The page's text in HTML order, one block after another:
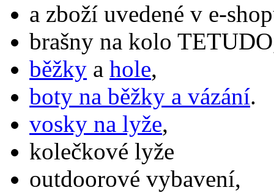
a zboží uvedené v e-
brašny na kolo
běžky a hole,
boty na běžky a vázání.
vosky na lyže,
kolečkové lyže
outdoorové vybavení,